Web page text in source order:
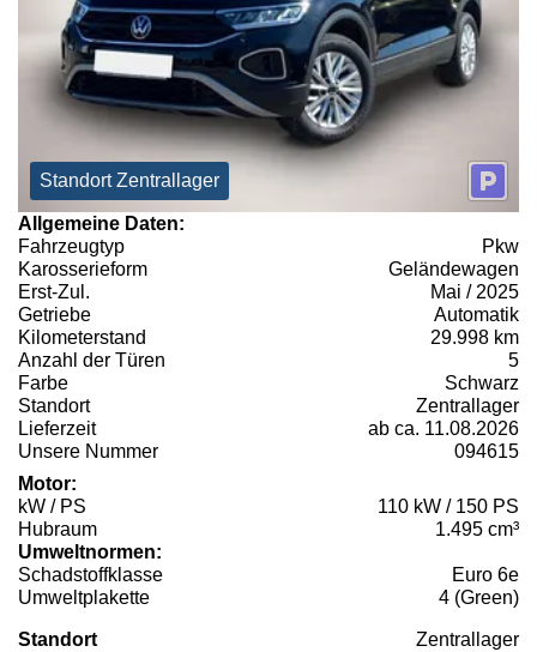
Standort Zentrallager
Allgemeine Daten:
Fahrzeugtyp
Pkw
Karosserieform
Geländewagen
Erst-Zul.
Mai / 2025
Getriebe
Automatik
Kilometerstand
29.998 km
Anzahl der Türen
5
Farbe
Schwarz
Standort
Zentrallager
Lieferzeit
ab ca. 11.08.2026
Unsere Nummer
094615
Motor:
kW / PS
110 kW / 150 PS
Hubraum
1.495 cm³
Umweltnormen:
Schadstoffklasse
Euro 6e
Umweltplakette
4 (Green)
Standort Zentrallager